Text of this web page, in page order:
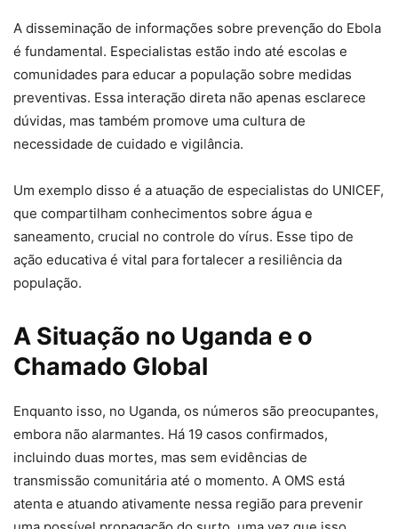
A disseminação de informações sobre prevenção do Ebola
é fundamental. Especialistas estão indo até escolas e
comunidades para educar a população sobre medidas
preventivas. Essa interação direta não apenas esclarece
dúvidas, mas também promove uma cultura de
necessidade de cuidado e vigilância.
Um exemplo disso é a atuação de especialistas do UNICEF,
que compartilham conhecimentos sobre água e
saneamento, crucial no controle do vírus. Esse tipo de
ação educativa é vital para fortalecer a resiliência da
população.
A Situação no Uganda e o
Chamado Global
Enquanto isso, no Uganda, os números são preocupantes,
embora não alarmantes. Há 19 casos confirmados,
incluindo duas mortes, mas sem evidências de
transmissão comunitária até o momento. A OMS está
atenta e atuando ativamente nessa região para prevenir